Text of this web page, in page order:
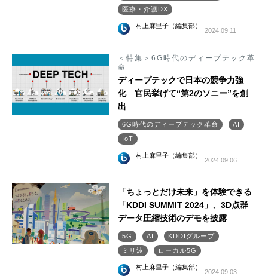
医療・介護DX
村上麻里子（編集部）
2024.09.11
＜特集＞6G時代のディープテック革
命
ディープテックで日本の競争力強
化 官民挙げて“第2のソニー”を創
出
6G時代のディープテック革命
AI
IoT
村上麻里子（編集部）
2024.09.06
「ちょっとだけ未来」を体験できる
「KDDI SUMMIT 2024」、3D点群
データ圧縮技術のデモを披露
5G AI
KDDIグループ
ミリ波
ローカル5G
村上麻里子（編集部）
2024.09.03